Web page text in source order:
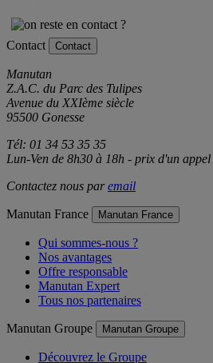
Contact Contact
Manutan
Z.A.C. du Parc des Tulipes
Avenue du XXIème siècle
95500 Gonesse
Tél: 01 34 53 35 35
Lun-Ven de 8h30 à 18h - prix d'un
Contactez nous paremail
Manutan France Manutan France
Qui sommes-nous ?
Nos avantages
Offre responsable
Manutan Expert
Tous nos partenaires
Manutan Groupe Manutan Groupe
Découvrez le Groupe